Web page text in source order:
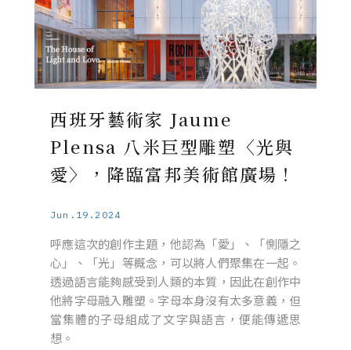
西班牙藝術家 Jaume
Plensa 八米巨型雕塑〈光與
愛〉，降臨富邦美術館廣場！
Jun.19.2024
呼應這次的創作主題，他認為「愛」、「惻隱之
心」、「光」等概念，可以將人們聚集在一起。
透過語言能夠感受到人類的本質，因此在創作中
他將字母融入雕塑。字母本身沒有太多意義，但
當集體的子母組成了文字與語言，便能傳遞思
想。